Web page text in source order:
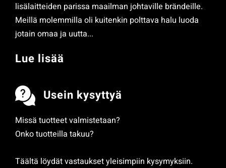
lisälaitteiden parissa maailman johtaville brändeille.
Meillä molemmilla oli kuitenkin polttava halu luoda
jotain omaa ja uutta...
Lue lisää
Usein kysyttyä
Missä tuotteet valmistetaan?
Onko tuotteilla takuu?
Täältä löydät vastaukset yleisimpiin kysymyksiin.